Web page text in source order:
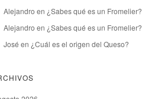
Alejandro en ¿Sabes qué es un Fromelier?
Alejandro en ¿Sabes qué es un Fromelier?
José en ¿Cuál es el origen del Queso?